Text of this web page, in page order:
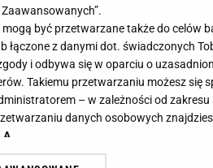
być przetwarzane także do celów
łączone z danymi dot. świadczonych
i odbywa się w oparciu o
Takiemu przetwarzaniu możesz się
– w zależności od
danych osobowych